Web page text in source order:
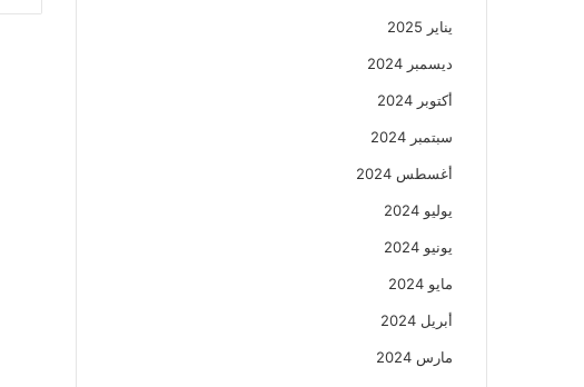
يناير 2025
ديسمبر 2024
أكتوبر 2024
سبتمبر 2024
أغسطس 2024
يوليو 2024
يونيو 2024
مايو 2024
أبريل 2024
مارس 2024